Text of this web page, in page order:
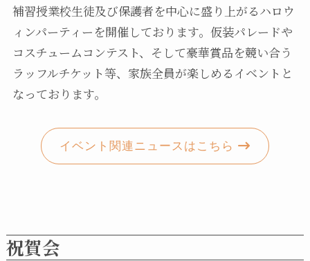
補習授業校生徒及び保護者を中心に盛り上がるハロウ
ィンパーティーを開催しております。仮装パレードや
コスチュームコンテスト、そして豪華賞品を競い合う
ラッフルチケット等、家族全員が楽しめるイベントと
なっております。
イベント関連ニュースはこちら
祝賀会